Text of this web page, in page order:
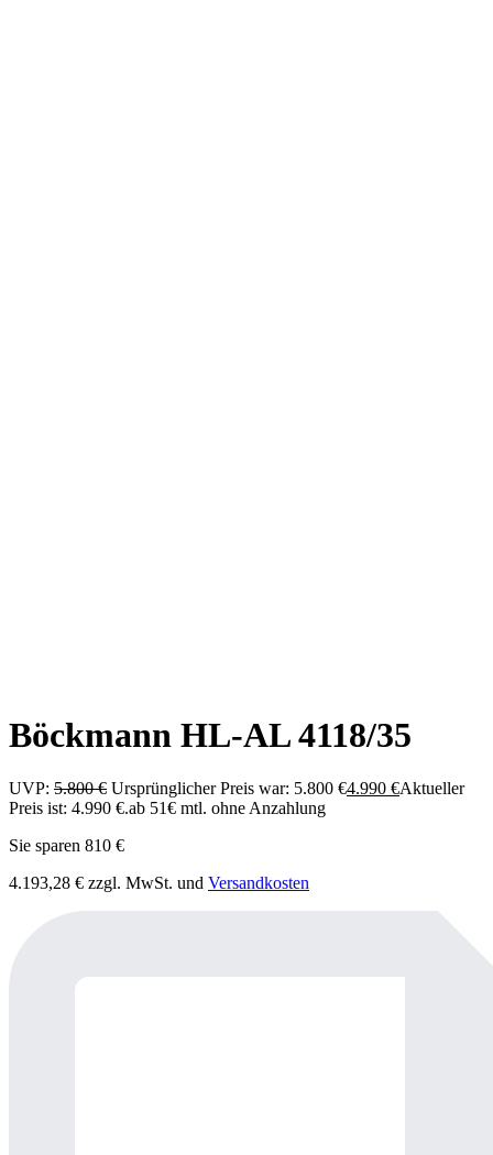
Böckmann HL-AL 4118/35
UVP: 5.800€ Ursprünglicher Preis war: 5.800 €4.990 €Aktueller
Preis ist: 4.990 €.ab 51€ mtl. ohne Anzahlung
Sie sparen 810 €
4.193,28 € zzgl. MwSt. und Versandkosten